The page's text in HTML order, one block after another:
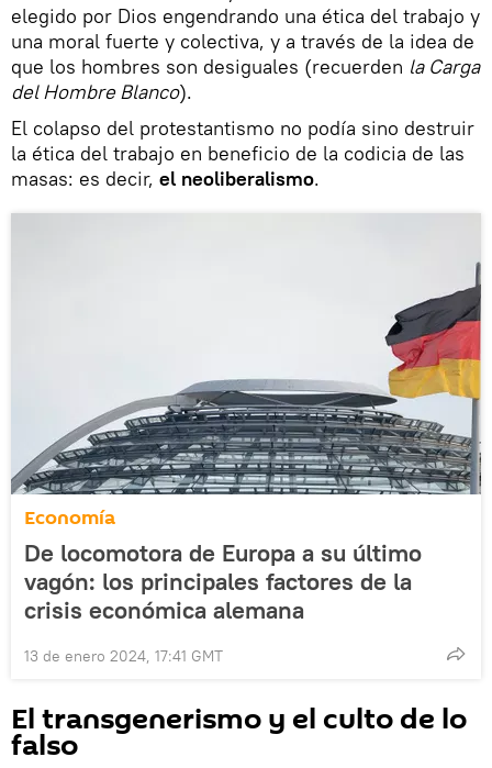
elegido por Dios engendrando una ética del trabajo y
una moral fuerte y colectiva, y a través de la idea de
que los hombres son desiguales (recuerden la Carga
del Hombre Blanco).
El colapso del protestantismo no podía sino destruir
la ética del trabajo en beneficio de la codicia de las
masas: es decir, el neoliberalismo.
Economía
De locomotora de Europa a su último
vagón: los principales factores de la
crisis económica alemana
13 de enero 2024, 17:41 GMT
El transgenerismo y el culto de lo
falso